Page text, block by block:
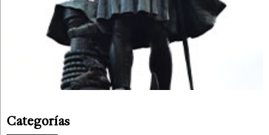
Categorías